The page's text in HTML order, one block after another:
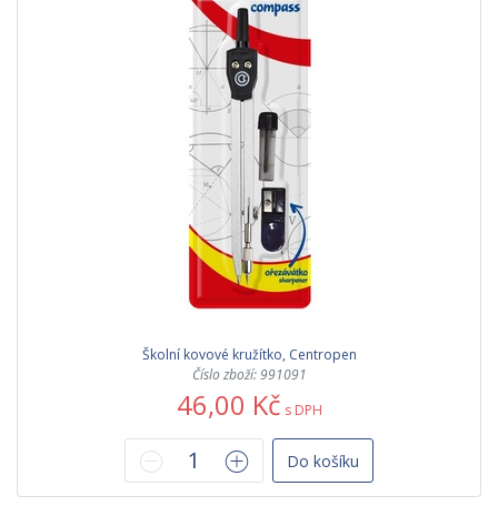
Školní kovové kružítko, Centropen
Číslo zboží: 991091
46,00 Kč s DPH
Do košíku